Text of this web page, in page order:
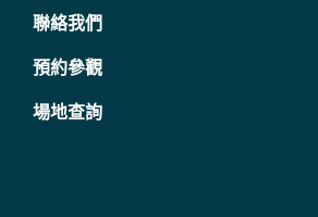
聯絡我們
預約參觀
場地查詢